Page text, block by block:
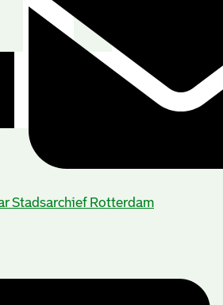
Stadsarchief Rotterdam